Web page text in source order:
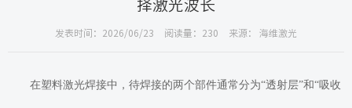
择激光波长
发表时间：2026/06/23 阅读量：230 来源： 海维激光
在塑料激光焊接中，待焊接的两个部件通常分为“透射层”和“吸收